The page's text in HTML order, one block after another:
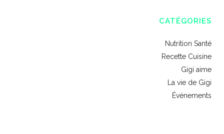
CATÉGORIES
Nutrition Santé
Recette Cuisine
Gigi aime
La vie de Gigi
Événements